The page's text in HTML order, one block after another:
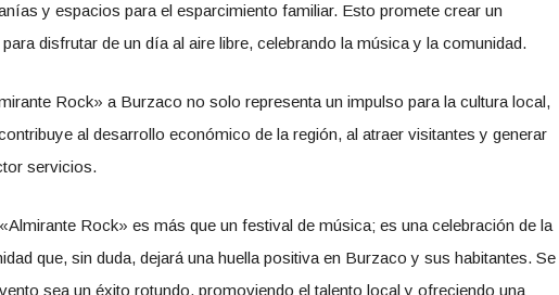
y espacios para el esparcimiento familiar. Esto promete crear un
disfrutar de un día al aire libre, celebrando la música y la comunidad.
Rock» a Burzaco no solo representa un impulso para la cultura local,
al desarrollo económico de la región, al atraer visitantes y generar
servicios.
Rock» es más que un festival de música; es una celebración de la
que, sin duda, dejará una huella positiva en Burzaco y sus habitantes. Se
sea un éxito rotundo, promoviendo el talento local y ofreciendo una